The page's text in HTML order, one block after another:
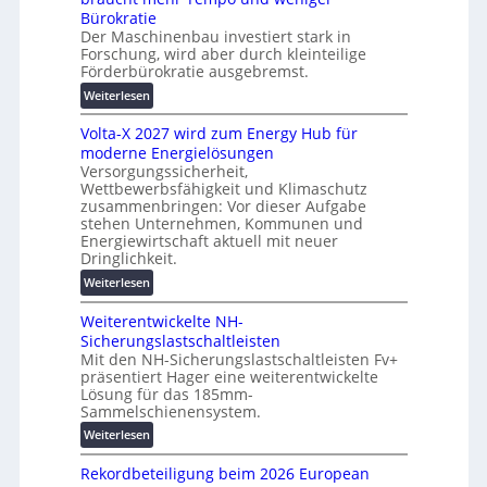
e
r
u
n
g
s
l
ö
s
u
n
g
e
n
e
s
c
h
u
t
z
u
n
d
d
i
g
i
t
a
l
e
T
r
a
n
s
a
Bürokratie
Der Maschinenbau investiert stark in
Forschung, wird aber durch kleinteilige
Förderbürokratie ausgebremst.
Weiterlesen:
M
a
s
c
h
i
n
e
n
b
a
u
:
F
o
r
s
c
h
Volta-X 2027 wird zum Energy Hub für
moderne Energielösungen
Versorgungssicherheit,
Wettbewerbsfähigkeit und Klimaschutz
zusammenbringen: Vor dieser Aufgabe
stehen Unternehmen, Kommunen und
Energiewirtschaft aktuell mit neuer
Dringlichkeit.
Weiterlesen:
V
o
l
t
a
-
X
2
0
2
Weiterentwickelte NH-
Sicherungslastschaltleisten
Mit den NH-Sicherungslastschaltleisten Fv+
präsentiert Hager eine weiterentwickelte
Lösung für das 185mm-
Sammelschienensystem.
Weiterlesen:
W
e
Rekordbeteiligung beim 2026 European